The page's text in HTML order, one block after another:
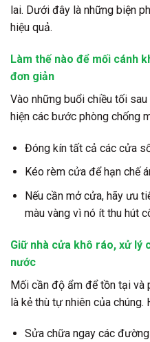
lai. Dưới đây là những biện
hiệu quả.
Làm thế nào để mối cánh
đơn giản
Vào những buổi chiều tối
hiện các bước phòng chống
Đóng kín tất cả các cửa
Kéo rèm cửa để hạn chế
Nếu cần mở cửa, hãy ưu
màu vàng vì nó ít thu hút
Giữ nhà cửa khô ráo, xử lý
nước
Mối cần độ ẩm để tồn tại và
là kẻ thù tự nhiên của chúng.
Sửa chữa ngay các